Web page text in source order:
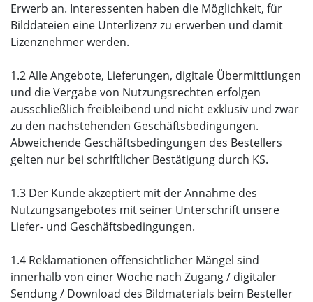
Erwerb an. Interessenten haben die Möglichkeit, für
Bilddateien eine Unterlizenz zu erwerben und damit
Lizenznehmer werden.
1.2 Alle Angebote, Lieferungen, digitale Übermittlungen
und die Vergabe von Nutzungsrechten erfolgen
ausschließlich freibleibend und nicht exklusiv und zwar
zu den nachstehenden Geschäftsbedingungen.
Abweichende Geschäftsbedingungen des Bestellers
gelten nur bei schriftlicher Bestätigung durch KS.
1.3 Der Kunde akzeptiert mit der Annahme des
Nutzungsangebotes mit seiner Unterschrift unsere
Liefer- und Geschäftsbedingungen.
1.4 Reklamationen offensichtlicher Mängel sind
innerhalb von einer Woche nach Zugang / digitaler
Sendung / Download des Bildmaterials beim Besteller